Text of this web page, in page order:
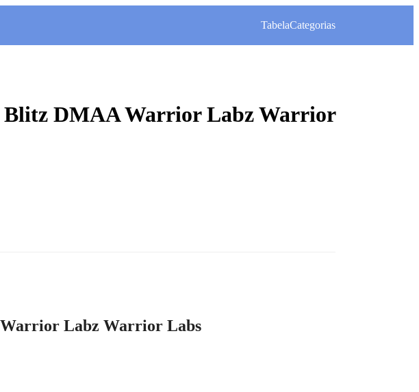
TabelaCategorias
Blitz DMAA Warrior Labz Warrior
Warrior Labz Warrior Labs